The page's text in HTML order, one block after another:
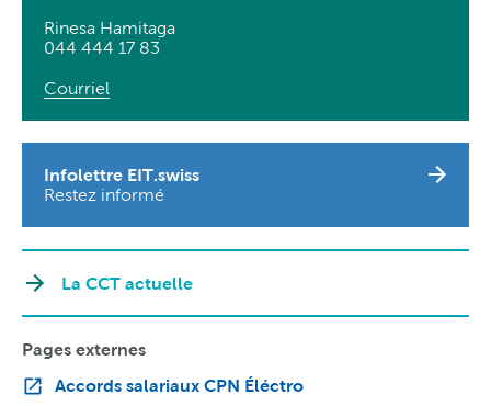
Rinesa Hamitaga
044 444 17 83
Courriel
Infolettre EIT.swiss
Restez informé
La CCT actuelle
Pages externes
Accords salariaux CPN Éléctro